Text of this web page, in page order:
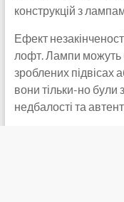
конструкцій з
Ефект
лофт. Лампи можуть
зроблених підвісах
вони тільки-но були
недбалості та